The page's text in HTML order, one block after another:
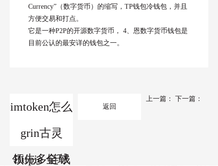
Currency”（数字货币）的缩写，TP钱包冷钱包，并且
方便交易和打点。
它是一种P2P的开源数字货币， 4、恩数字货币钱包是
目前公认的最安详的钱包之一。
上一篇：
imtoken怎么
Bitpie 全球
领先多链钱
返回
下一篇：
grin古灵
Bitpie 全球